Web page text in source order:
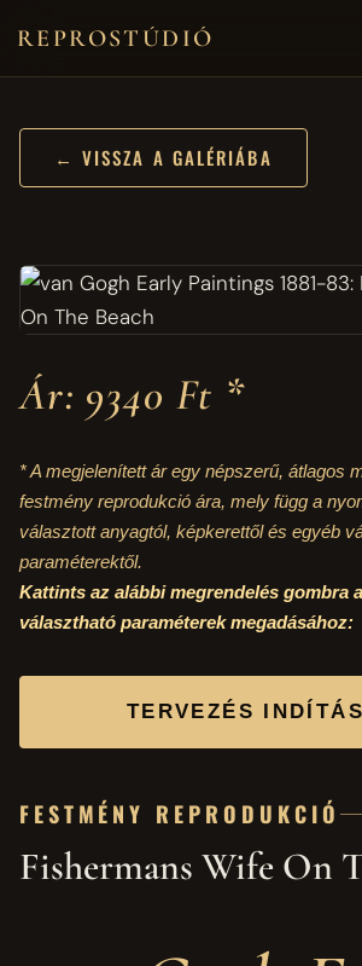
REPROSTÚDIÓ
← VISSZA A GALÉRIÁBA
Ár: 9340 Ft *
* A megjelenített ár egy népszerű, átlagos
festmény reprodukció ára, mely függ a
választott anyagtól, képkerettől és egyéb
paraméterektől.
Kattints az alábbi megrendelés gombra
választható paraméterek megadásához:
TERVEZÉS
FESTMÉNY REPRODUKCIÓ
Fishermans Wife On